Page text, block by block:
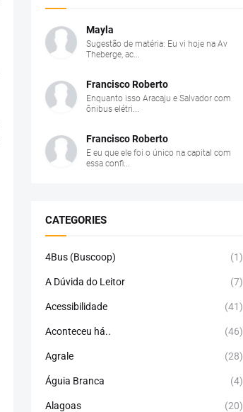
Mayla
Sugestão de matéria: Eu vi hoje na Av
Theberge, ac...
Francisco Roberto
Enquanto isso Aracaju e Salvador com
ônibus elétri...
Francisco Roberto
E eu que ele foi o único na capital com
essa confi...
CATEGORIES
4Bus (Buscoop) (1)
A Dúvida do Leitor (7)
Acessibilidade (41)
Aconteceu há.. (46)
Agrale (28)
Águia Branca (4)
Alagoas (20)